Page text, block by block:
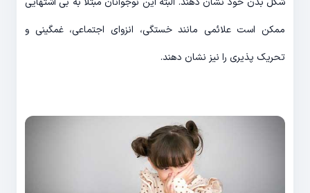
ممکن است علائمی مانند خستگی، انزوای اجتماعی، غمگینی و
تحریک پذیری را نیز نشان دهند.